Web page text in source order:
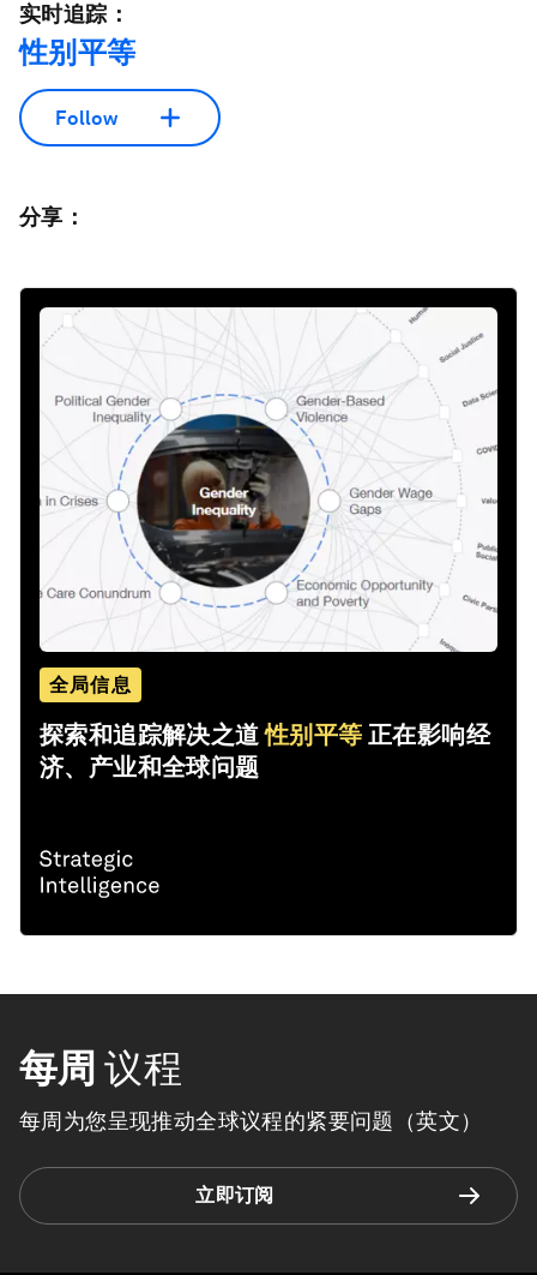
实时追踪：
性别平等
Follow
分享：
全局信息
探索和追踪解决之道性别平等 正在影响经
济、产业和全球问题
每周 议程
每周为您呈现推动全球议程的紧要问题（英文）
立即订阅